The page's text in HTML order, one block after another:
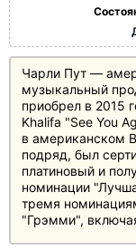
Чарли Пут —
музыкальный
приобрел в 2015
Khalifa "See You
в американском
подряд, был
платиновый и
номинации
тремя
"Грэмми",